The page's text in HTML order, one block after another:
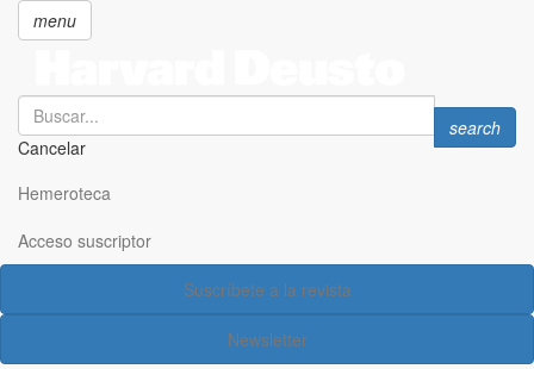
principal
menu
Search
Cancelar
Search
search
Hemeroteca
Acceso suscriptor
Suscríbete a la revista
Newsletter
Acceso suscriptor